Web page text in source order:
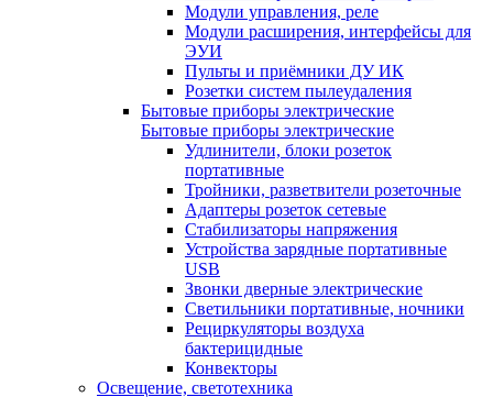
Модули управления, реле
Модули расширения, интерфейсы для
ЭУИ
Пульты и приёмники ДУ ИК
Розетки систем пылеудаления
Бытовые приборы электрические
Бытовые приборы электрические
Удлинители, блоки розеток
портативные
Тройники, разветвители розеточные
Адаптеры розеток сетевые
Стабилизаторы напряжения
Устройства зарядные портативные
USB
Звонки дверные электрические
Светильники портативные, ночники
Рециркуляторы воздуха
бактерицидные
Конвекторы
Освещение, светотехника